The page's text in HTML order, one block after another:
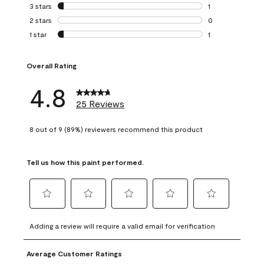
0 reviews with 4
3 stars stars
1
1 review with 3
2 stars stars
0
0 reviews with 2
1 star stars
1
Overall Rating
4.8 25 Reviews
8 out of 9 (89%) reviewers recommend this product
Tell us how this paint performed.
to
rate
the
item
to
rate
the
to
rate
the
item
to
rate
to
rate
Adding a review will require a valid email for verification
Average Customer Ratings